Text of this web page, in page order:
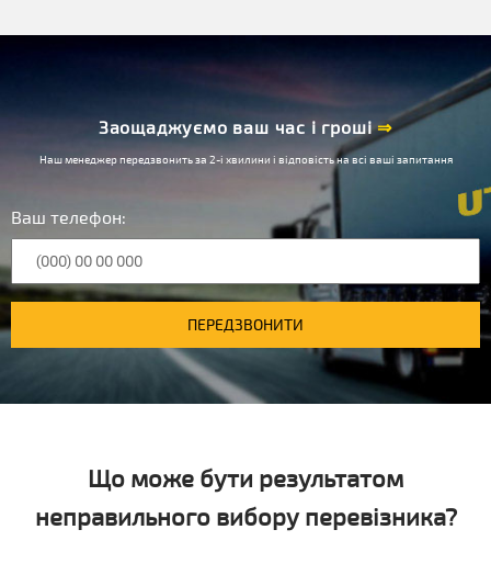
Заощаджуємо ваш час і гроші⇒
Наш менеджер передзвонить за 2-і хвилини і відповість на всі ваші запитання
Ваш телефон:
ПЕРЕДЗВОНИТИ
Що може бути результатом
неправильного вибору перевізника?